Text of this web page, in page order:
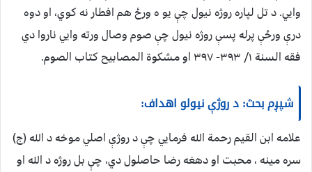
وايي. د تل لپاره روژه نیول چې یو ه ورځ هم افطار نه کوي، او دوه
درې ورځې پرله پسې روژه نیول چې صوم وصال ورته وايي ناروا دي
فقه السنة ۱/ ۳۹۳- ۳۹۷ او مشکوة المصابیح کتاب الصوم.
شپږم بحث: د روژې نیولو اهداف:
علامه ابن القیم رحمة الله فرمایي چې د روژې اصلي موخه د الله (ج)
سره مینه ، محبت او دهغه رضا حاصلول دي، چې بل روژه د الله او